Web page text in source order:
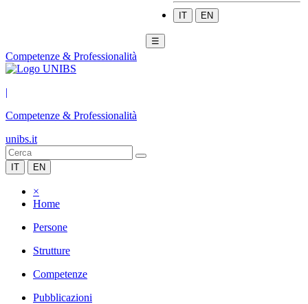
IT EN
☰
Competenze & Professionalità
|
Competenze & Professionalità
unibs.it
IT EN
×
Home
Persone
Strutture
Competenze
Pubblicazioni